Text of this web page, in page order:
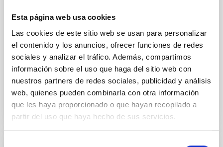
Esta página web usa cookies
Las cookies de este sitio web se usan para personalizar
el contenido y los anuncios, ofrecer funciones de redes
sociales y analizar el tráfico. Además, compartimos
información sobre el uso que haga del sitio web con
nuestros partners de redes sociales, publicidad y análisis
web, quienes pueden combinarla con otra información
que les haya proporcionado o que hayan recopilado a
partir del uso que haya hecho de sus servicios.
sky background level
Shalyapin, V. N. et al.
Fecha de publicación:
6 2026
2026A&A...710A..70S
NÚMERO DE CITAS